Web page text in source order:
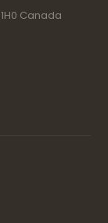
Canada